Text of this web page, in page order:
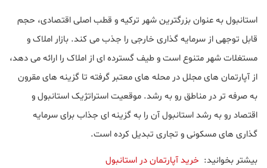
استانبول به عنوان بزرگترین شهر ترکیه و قطب اصلی اقتصادی، حجم
قابل توجهی از سرمایه گذاری خارجی را جذب می کند. بازار املاک و
مستغلات شهر متنوع است و طیف گسترده ای از املاک را ارائه می دهد،
از آپارتمان های مجلل در محله های معتبر گرفته تا گزینه های مقرون
به صرفه تر در مناطق رو به رشد. موقعیت استراتژیک استانبول و
اقتصاد رو به رشد استانبول آن را به گزینه ای جذاب برای سرمایه
گذاری های مسکونی و تجاری تبدیل کرده است.
بیشتر بخوانید: خرید آپارتمان در استانبول